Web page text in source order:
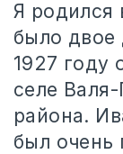
Я родился
было двое
1927 году
селе
района.
был очень